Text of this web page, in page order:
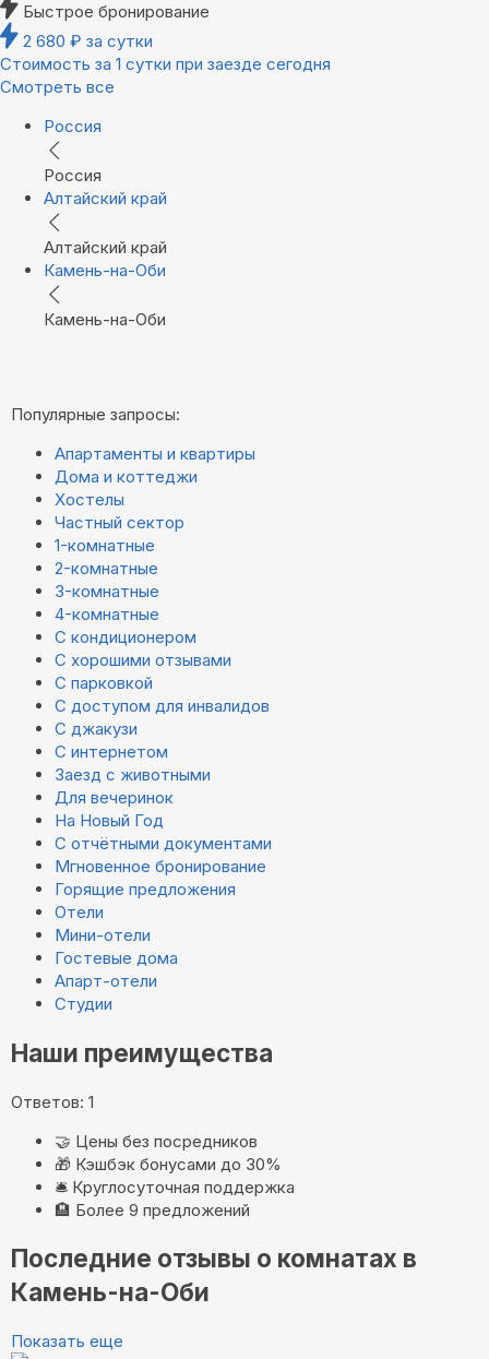
Быстрое бронирование
2 680 ₽ за сутки
Стоимость за 1 сутки при заезде сегодня
Смотреть все
Россия
Россия
Алтайский край
Алтайский край
Камень-на-Оби
Камень-на-Оби
Популярные запросы:
Апартаменты и квартиры
Дома и коттеджи
Хостелы
Частный сектор
1-комнатные
2-комнатные
3-комнатные
4-комнатные
С кондиционером
С хорошими отзывами
С парковкой
С доступом для инвалидов
С джакузи
С интернетом
Заезд с животными
Для вечеринок
На Новый Год
С отчётными документами
Мгновенное бронирование
Горящие предложения
Отели
Мини-отели
Гостевые дома
Апарт-отели
Студии
Наши преимущества
Ответов: 1
🤝 Цены без посредников
🎁 Кэшбэк бонусами до 30%
🛎️ Круглосуточная поддержка
🏨 Более 9 предложений
Последние отзывы о комнатах в
Камень-на-Оби
Показать еще